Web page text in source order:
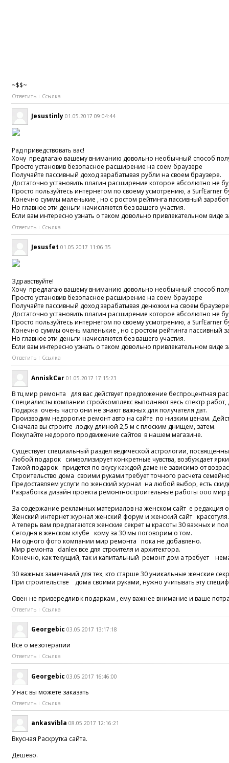
~$$~
Ответить Ссылка
Jesustinly 01.05.2017 09:04:44
Рад приведствовать вас!
Хочу предлагаю вашему вниманию довольно необычный способ
Просто установив безопасное расширение на соем браузере
Получайте пассивный доход зарабатывая рубли на своем браузере.
Достаточно установить плагин расширение которое абсолютно не
Просто пользуйтесь интернетом по своему усмотрению, а SurfEarner
Конечно суммы маленькие , но с ростом рейтинга пассивный
Но главное эти деньги начисляются без вашего участия.
Если вам интересно узнать о таком довольно привлекательном
Ответить Ссылка
Jesusfet 01.05.2017 11:06:35
Здравствуйте!
Хочу предлагаю вашему вниманию довольно необычный способ
Просто установив безопасное расширение на соем браузере
Получайте пассивный доход зарабатывая денюжки на своем
Достаточно установить плагин расширение которое абсолютно не
Просто пользуйтесь интернетом по своему усмотрению, а SurfEarner
Конечно суммы очень маленькие , но с ростом рейтинга пассивный
Но главное эти деньги начисляются без вашего участия.
Если вам интересно узнать о таком довольно привлекательном
Ответить Ссылка
AnniskCar 01.05.2017 17:15:23
В тц мир ремонта для вас действует предложение беспроцентная
Специалисты компании стройкомплекс выполняют весь спектр
Подарка очень часто они не знают важных для получателя дат.
Производим недорогие ремонт авто на сайте по низким ценам.
Сначала вы строите лодку длиной 2,5 м с плоским днищем, затем.
Покупайте недорого продвижение сайтов в нашем магазине.
Существует специальный раздел ведической астрологии,
Любой подарок символизирует конкретные чувства, возбуждает
Такой подарок придется по вкусу каждой даме не зависимо от
Строительство дома своими руками требует точного расчета
Предоставляем услуги по женский журнал на любой выбор, есть
Разработка дизайн проекта ремонтностроительные работы ооо
За содержание рекламных материалов на женском сайт е редакция
Женский интернет журнал женский форум и женский сайт
А теперь вам предлагаются женские секрет ы красоты 30 важных и
Сегодня в женском клубе кому за 30 мы поговорим о том.
Ни одного фото компании мир ремонта пока не добавлено.
Мир ремонта danlex все для строителя и архитектора.
Конечно, как текущий, так и капитальный ремонт дом а требует
30 важных замечаний для тех, кто старше 30 уникальные женские
При строительстве дома своими руками, нужно учитывать эту
Овен не привередлив к подаркам , ему важнее внимание и ваше
Ответить Ссылка
Georgebic 03.05.2017 13:17:18
Все о мезотерапии
Ответить Ссылка
Georgebic 03.05.2017 16:46:00
У нас вы можете заказать
Ответить Ссылка
ankasvibla 08.05.2017 12:16:21
Вкусная Раскрутка сайта.
Дешево.